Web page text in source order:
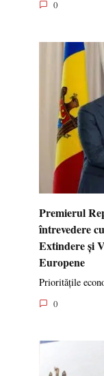
0
Premierul
întrevedere
Extindere și
Europene
Prioritățile
0